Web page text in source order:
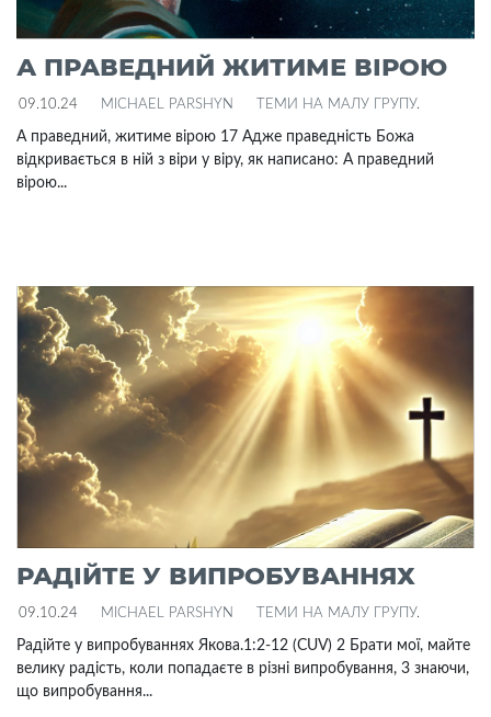
А ПРАВЕДНИЙ ЖИТИМЕ ВІРОЮ
09.10.24 MICHAEL PARSHYN ТЕМИ НА МАЛУ ГРУПУ.
А праведний, житиме вірою 17 Адже праведність Божа
відкривається в ній з віри у віру, як написано: А праведний
вірою...
РАДІЙТЕ У ВИПРОБУВАННЯХ
09.10.24 MICHAEL PARSHYN ТЕМИ НА МАЛУ ГРУПУ.
Радійте у випробуваннях Якова.1:2-12 (CUV) 2 Брати мої, майте
велику радість, коли попадаєте в різні випробування, 3 знаючи,
що випробування...